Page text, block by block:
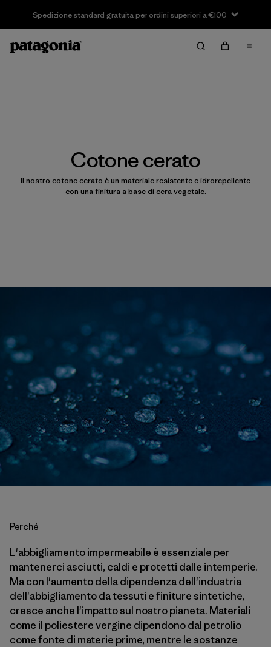
Cotone cerato
Il nostro cotone cerato è un materiale resistente e idrorepellente
con una finitura a base di cera vegetale.
Perché
L'abbigliamento impermeabile è essenziale per
mantenerci asciutti, caldi e protetti dalle intemperie.
Ma con l'aumento della dipendenza dell'industria
dell'abbigliamento da tessuti e finiture sintetiche,
cresce anche l'impatto sul nostro pianeta. Materiali
come il poliestere vergine dipendono dal petrolio
come fonte di materie prime, mentre le sostanze